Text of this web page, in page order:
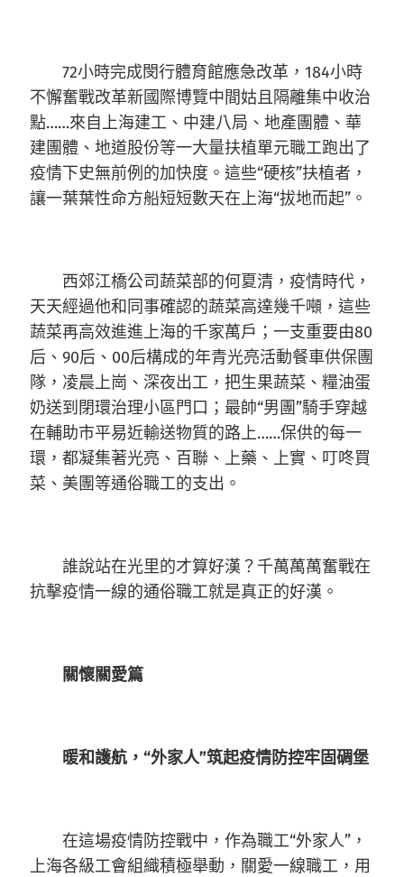
72小時完成閔行體育館應急改革，184小時
不懈奮戰改革新國際博覽中間姑且隔離集中收治
點……來自上海建工、中建八局、地產團體、華
建團體、地道股份等一大量扶植單元職工跑出了
疫情下史無前例的加快度。這些“硬核”扶植者，
讓一葉葉性命方船短短數天在上海“拔地而起”。
西郊江橋公司蔬菜部的何夏清，疫情時代，
天天經過他和同事確認的蔬菜高達幾千噸，這些
蔬菜再高效進進上海的千家萬戶；一支重要由80
后、90后、00后構成的年青光亮活動餐車供保團
隊，凌晨上崗、深夜出工，把生果蔬菜、糧油蛋
奶送到閉環治理小區門口；最帥“男團”騎手穿越
在輔助市平易近輸送物質的路上……保供的每一
環，都凝集著光亮、百聯、上藥、上實、叮咚買
菜、美團等通俗職工的支出。
誰說站在光里的才算好漢？千萬萬萬奮戰在
抗擊疫情一線的通俗職工就是真正的好漢。
關懷關愛篇
暖和護航，“外家人”筑起疫情防控牢固碉堡
在這場疫情防控戰中，作為職工“外家人”，
上海各級工會組織積極舉動，關愛一線職工，用